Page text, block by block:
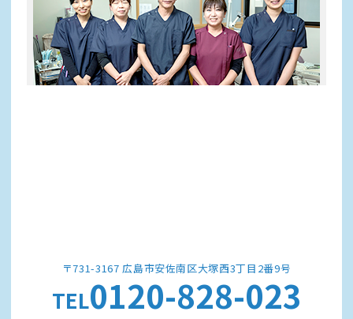
〒731-3167 広島市安佐南区大塚西3丁目2番9号
TEL0120-828-023